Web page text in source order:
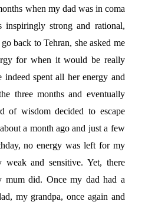
when my dad was in coma
strong and rational,
back to Tehran, she asked me
for when it would be really
indeed spent all her energy and
three months and eventually
of wisdom decided to escape
a month ago and just a few
no energy was left for my
weak and sensitive. Yet, there
mum did. Once my dad had a
my grandpa, once again and